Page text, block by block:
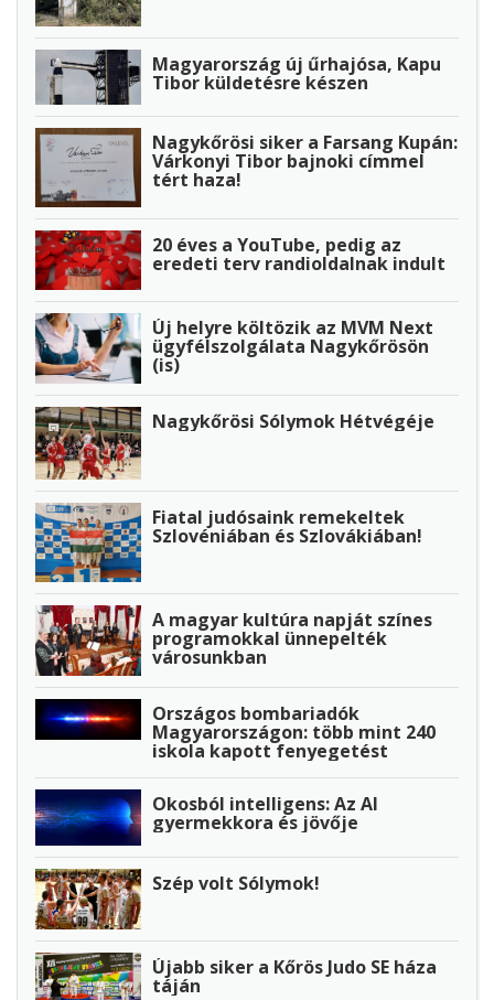
Magyarország új űrhajósa, Kapu
Tibor küldetésre készen
Nagykőrösi siker a Farsang Kupán:
Várkonyi Tibor bajnoki címmel
tért haza!
20 éves a YouTube, pedig az
eredeti terv randioldalnak indult
Új helyre költözik az MVM Next
ügyfélszolgálata Nagykőrösön
(is)
Nagykőrösi Sólymok Hétvégéje
Fiatal judósaink remekeltek
Szlovéniában és Szlovákiában!
A magyar kultúra napját színes
programokkal ünnepelték
városunkban
Országos bombariadók
Magyarországon: több mint 240
iskola kapott fenyegetést
Okosból intelligens: Az AI
gyermekkora és jövője
Szép volt Sólymok!
Újabb siker a Kőrös Judo SE háza
táján